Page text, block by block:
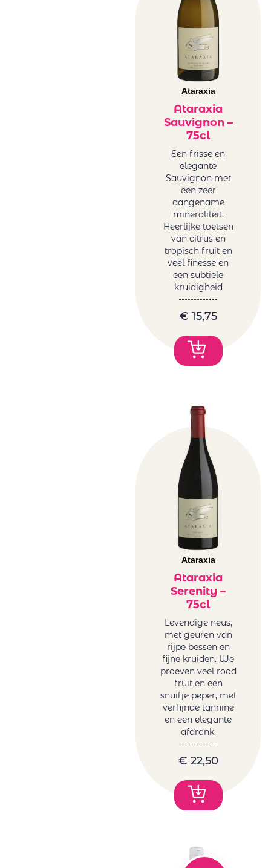
Ataraxia
Ataraxia
Sauvignon –
75cl
Een frisse en
elegante
Sauvignon met
een zeer
aangename
mineraliteit.
Heerlijke toetsen
van citrus en
tropisch fruit en
veel finesse en
een subtiele
kruidigheid
€ 15,75
Ataraxia
Ataraxia
Serenity –
75cl
Levendige neus,
met geuren van
rijpe bessen en
fijne kruiden. We
proeven veel rood
fruit en een
snuifje peper, met
verfijnde tannine
en een elegante
afdronk.
€ 22,50